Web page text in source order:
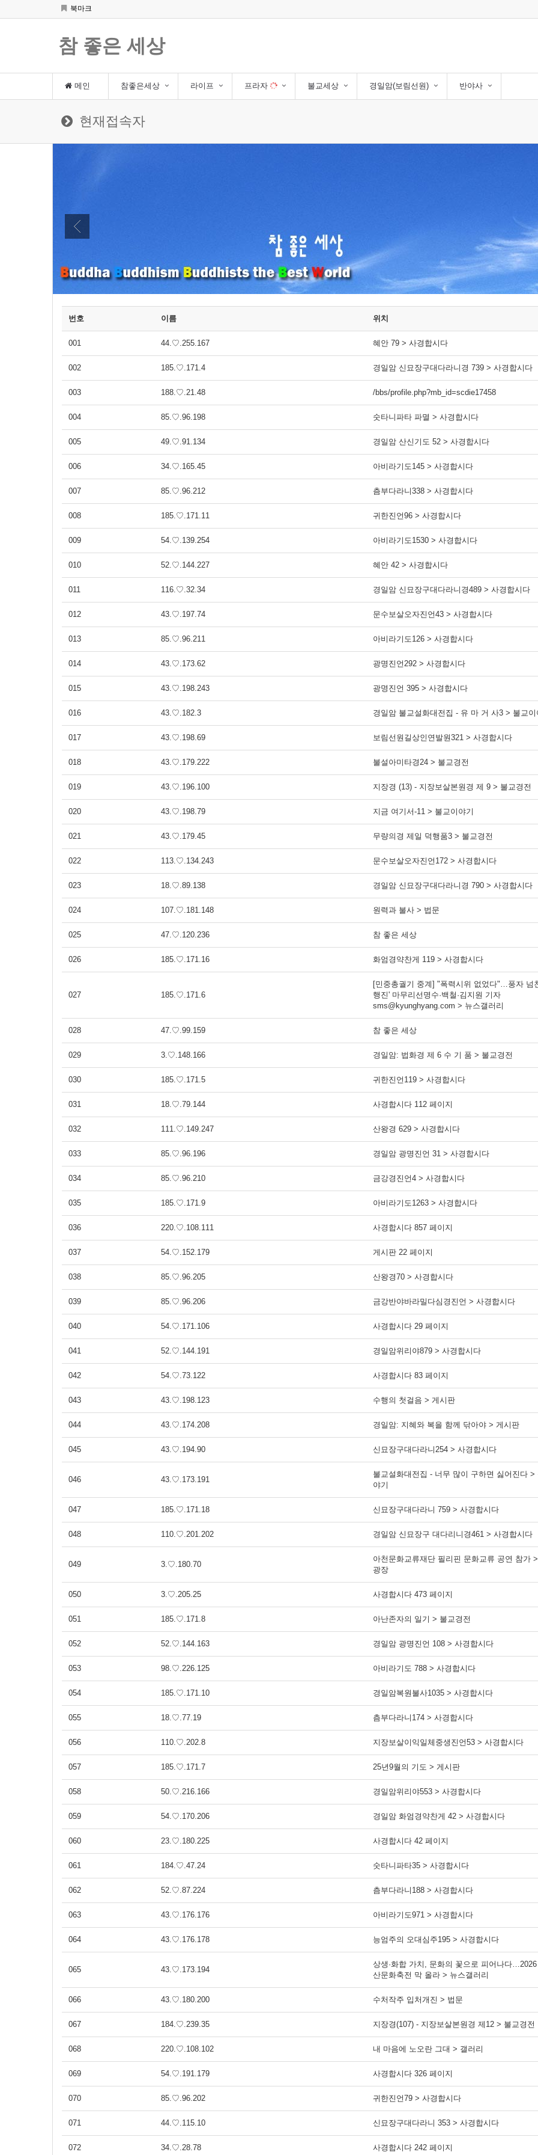
북마크
참 좋은 세상
메인 참좋은세상 라이프 프라자 불교세상 경일암(보림선원) 반야사
현재접속자
번호 이름 위치
001 44.♡.255.167 혜안 79 > 사경합시다
002 185.♡.171.4 경일암 신묘장구대다라니경 739 > 사경합시다
003 188.♡.21.48 /bbs/profile.php?mb_id=scdie17458
004 85.♡.96.198 숫타니파타 파멸 > 사경합시다
005 49.♡.91.134 경일암 산신기도 52 > 사경합시다
006 34.♡.165.45 아비라기도145 > 사경합시다
007 85.♡.96.212 츰부다라니338 > 사경합시다
008 185.♡.171.11 귀한진언96 > 사경합시다
009 54.♡.139.254 아비라기도1530 > 사경합시다
010 52.♡.144.227 혜안 42 > 사경합시다
011 116.♡.32.34 경일암 신묘장구대다라니경489 > 사경합시다
012 43.♡.197.74 문수보살오자진언43 > 사경합시다
013 85.♡.96.211 아비라기도126 > 사경합시다
014 43.♡.173.62 광명진언292 > 사경합시다
015 43.♡.198.243 광명진언 395 > 사경합시다
016 43.♡.182.3 경일암 불교설화대전집 - 유 마 거 사3 > 불교이
017 43.♡.198.69 보림선원길상인연발원321 > 사경합시다
018 43.♡.179.222 불설아미타경24 > 불교경전
019 43.♡.196.100 지장경 (13) - 지장보살본원경 제 9 > 불교경전
020 43.♡.198.79 지금 여기서-11 > 불교이야기
021 43.♡.179.45 무량의경 제일 덕행품3 > 불교경전
022 113.♡.134.243 문수보살오자진언172 > 사경합시다
023 18.♡.89.138 경일암 신묘장구대다라니경 790 > 사경합시다
024 107.♡.181.148 원력과 불사 > 법문
025 47.♡.120.236 참 좋은 세상
026 185.♡.171.16 화엄경약찬게 119 > 사경합시다
027 185.♡.171.6
[민중총궐기 중계] "폭력시위 없었다"…풍자 넘
행진' 마무리선명수·백철·김지원 기자
sms@kyunghyang.com > 뉴스갤러리
028 47.♡.99.159 참 좋은 세상
029 3.♡.148.166 경일암: 법화경 제 6 수 기 품 > 불교경전
030 185.♡.171.5 귀한진언119 > 사경합시다
031 18.♡.79.144 사경합시다 112 페이지
032 111.♡.149.247 산왕경 629 > 사경합시다
033 85.♡.96.196 경일암 광명진언 31 > 사경합시다
034 85.♡.96.210 금강경진언4 > 사경합시다
035 185.♡.171.9 아비라기도1263 > 사경합시다
036 220.♡.108.111 사경합시다 857 페이지
037 54.♡.152.179 게시판 22 페이지
038 85.♡.96.205 산왕경70 > 사경합시다
039 85.♡.96.206 금강반야바라밀다심경진언 > 사경합시다
040 54.♡.171.106 사경합시다 29 페이지
041 52.♡.144.191 경일암위리야879 > 사경합시다
042 54.♡.73.122 사경합시다 83 페이지
043 43.♡.198.123 수행의 첫걸음 > 게시판
044 43.♡.174.208 경일암: 지혜와 복을 함께 닦아야 > 게시판
045 43.♡.194.90 신묘장구대다라니254 > 사경합시다
046 43.♡.173.191
불교설화대전집 - 너무 많이 구하면 싫어진다 >
야기
047 185.♡.171.18 신묘장구대다라니 759 > 사경합시다
048 110.♡.201.202 경일암 신묘장구 대다리니경461 > 사경합시다
049 3.♡.180.70
아천문화교류재단 필리핀 문화교류 공연 참가
광장
050 3.♡.205.25 사경합시다 473 페이지
051 185.♡.171.8 아난존자의 일기 > 불교경전
052 52.♡.144.163 경일암 광명진언 108 > 사경합시다
053 98.♡.226.125 아비라기도 788 > 사경합시다
054 185.♡.171.10 경일암복원불사1035 > 사경합시다
055 18.♡.77.19 츰부다라니174 > 사경합시다
056 110.♡.202.8 지장보살이익일체중생진언53 > 사경합시다
057 185.♡.171.7 25년9월의 기도 > 게시판
058 50.♡.216.166 경일암위리야553 > 사경합시다
059 54.♡.170.206 경일암 화엄경약찬게 42 > 사경합시다
060 23.♡.180.225 사경합시다 42 페이지
061 184.♡.47.24 숫타니파타35 > 사경합시다
062 52.♡.87.224 츰부다라니188 > 사경합시다
063 43.♡.176.176 아비라기도971 > 사경합시다
064 43.♡.176.178 능엄주의 오대심주195 > 사경합시다
065 43.♡.173.194
상생·화합 가치, 문화의 꽃으로 피어나다
산문화축전 막 올라 > 뉴스갤러리
066 43.♡.180.200 수처작주 입처개진 > 법문
067 184.♡.239.35 지장경(107) - 지장보살본원경 제12 > 불교경전
068 220.♡.108.102 내 마음에 노오란 그대 > 갤러리
069 54.♡.191.179 사경합시다 326 페이지
070 85.♡.96.202 귀한진언79 > 사경합시다
071 44.♡.115.10 신묘장구대다라니 353 > 사경합시다
072 34.♡.28.78 사경합시다 242 페이지